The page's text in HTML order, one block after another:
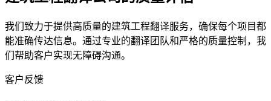
我们致力于提供高质量的建筑工程翻译服务，确保每个项目都
能准确传达信息。通过专业的翻译团队和严格的质量控制，我
们帮助客户实现无障碍沟通。
客户反馈